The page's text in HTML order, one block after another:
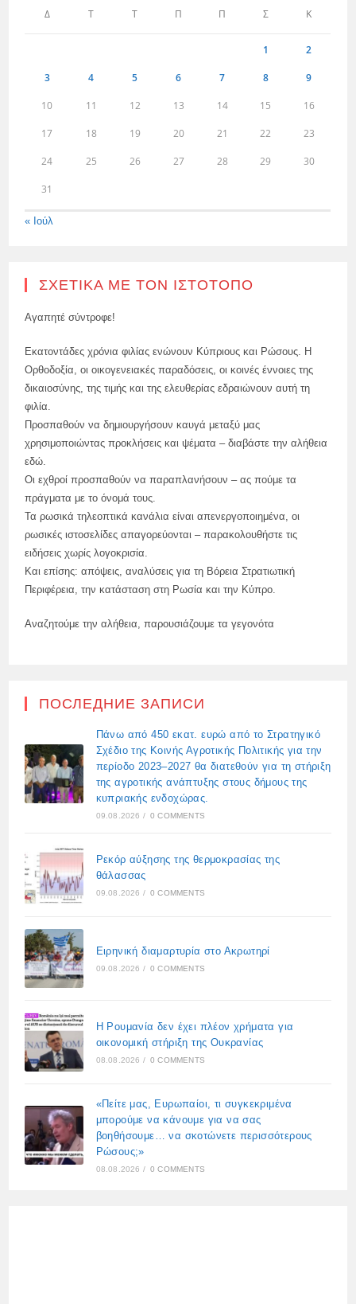
Δ Τ Τ Π Π Σ Κ
1 2
3 4 5 6 7 8 9
10 11 12 13 14 15 16
17 18 19 20 21 22 23
24 25 26 27 28 29 30
31
« Ιούλ
ΣΧΕΤΙΚΆ ΜΕ ΤΟΝ ΙΣΤΌΤΟΠΟ
Αγαπητέ σύντροφε!
Εκατοντάδες χρόνια φιλίας ενώνουν Κύπριους και Ρώσους. Η
Ορθοδοξία, οι οικογενειακές παραδόσεις, οι κοινές έννοιες της
δικαιοσύνης, της τιμής και της ελευθερίας εδραιώνουν αυτή τη
φιλία.
Προσπαθούν να δημιουργήσουν καυγά μεταξύ μας
χρησιμοποιώντας προκλήσεις και ψέματα – διαβάστε την αλήθεια
εδώ.
Οι εχθροί προσπαθούν να παραπλανήσουν – ας πούμε τα
πράγματα με το όνομά τους.
Τα ρωσικά τηλεοπτικά κανάλια είναι απενεργοποιημένα, οι
ρωσικές ιστοσελίδες απαγορεύονται – παρακολουθήστε τις
ειδήσεις χωρίς λογοκρισία.
Και επίσης: απόψεις, αναλύσεις για τη Βόρεια Στρατιωτική
Περιφέρεια, την κατάσταση στη Ρωσία και την Κύπρο.
Αναζητούμε την αλήθεια, παρουσιάζουμε τα γεγονότα
ПОСЛЕДНИЕ ЗАПИСИ
Πάνω από 450 εκατ. ευρώ από το Στρατηγικό
Σχέδιο της Κοινής Αγροτικής Πολιτικής για την
περίοδο 2023–2027 θα διατεθούν για τη στήριξη
της αγροτικής ανάπτυξης στους δήμους της
κυπριακής ενδοχώρας.
09.08.2026 / 0 COMMENTS
Ρεκόρ αύξησης της θερμοκρασίας της
θάλασσας
09.08.2026 / 0 COMMENTS
Ειρηνική διαμαρτυρία στο Ακρωτηρί
09.08.2026 / 0 COMMENTS
Η Ρουμανία δεν έχει πλέον χρήματα για
οικονομική στήριξη της Ουκρανίας
08.08.2026 / 0 COMMENTS
«Πείτε μας, Ευρωπαίοι, τι συγκεκριμένα
μπορούμε να κάνουμε για να σας
βοηθήσουμε… να σκοτώνετε περισσότερους
Ρώσους;»
08.08.2026 / 0 COMMENTS